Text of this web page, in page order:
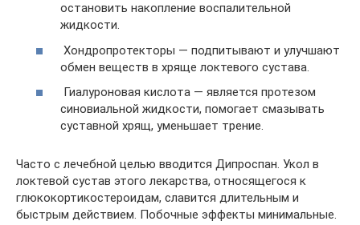
остановить накопление воспалительной
жидкости.
Хондропротекторы — подпитывают и улучшают
обмен веществ в хряще локтевого сустава.
Гиалуроновая кислота — является протезом
синовиальной жидкости, помогает смазывать
суставной хрящ, уменьшает трение.
Часто с лечебной целью вводится Дипроспан. Укол в
локтевой сустав этого лекарства, относящегося к
глюкокортикостероидам, славится длительным и
быстрым действием. Побочные эффекты минимальные.